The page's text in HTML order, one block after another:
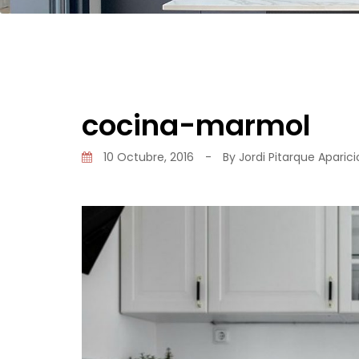
cocina-marmol
10 Octubre, 2016 - By Jordi Pitarque